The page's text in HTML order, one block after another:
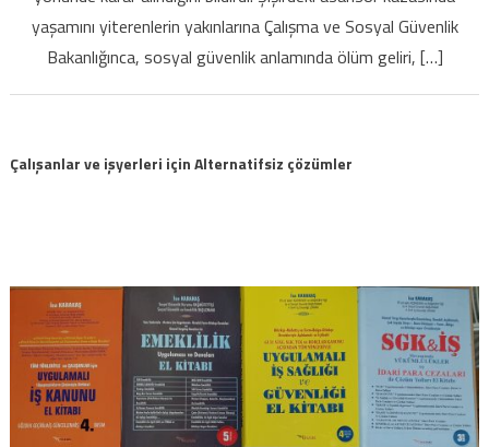
yaşamını yiterenlerin yakınlarına Çalışma ve Sosyal Güvenlik
Bakanlığınca, sosyal güvenlik anlamında ölüm geliri, […]
Çalışanlar ve işyerleri için Alternatifsiz çözümler